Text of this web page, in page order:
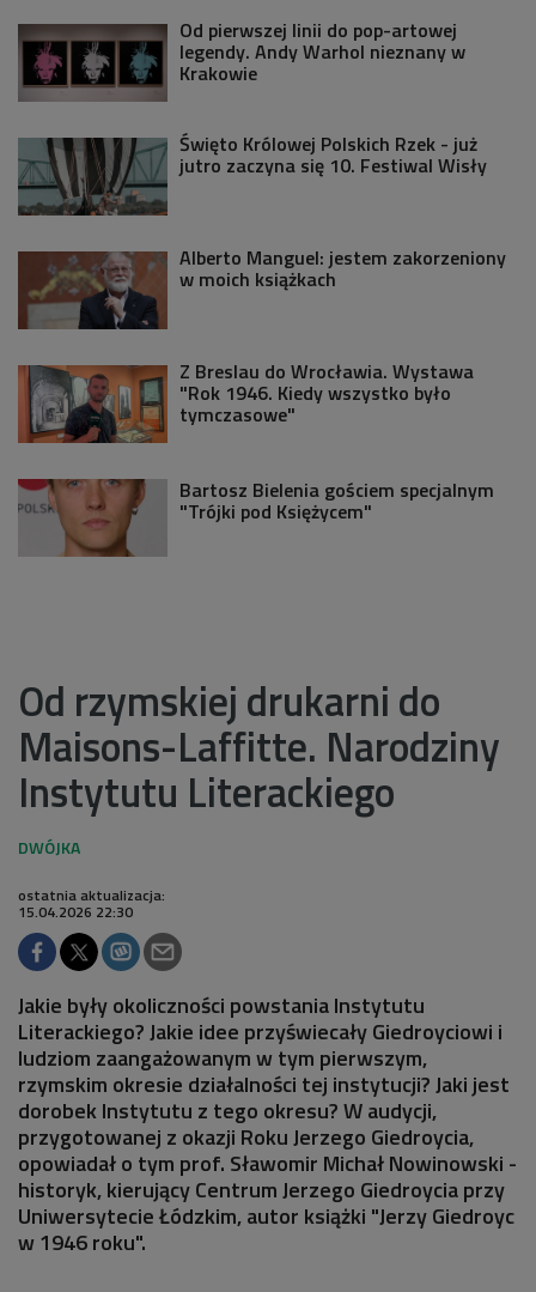
Od pierwszej linii do pop-artowej
legendy. Andy Warhol nieznany w
Krakowie
Święto Królowej Polskich Rzek - już
jutro zaczyna się 10. Festiwal Wisły
Alberto Manguel: jestem zakorzeniony
w moich książkach
Z Breslau do Wrocławia. Wystawa
"Rok 1946. Kiedy wszystko było
tymczasowe"
Bartosz Bielenia gościem specjalnym
"Trójki pod Księżycem"
Od rzymskiej drukarni do
Maisons-Laffitte. Narodziny
Instytutu Literackiego
ostatnia aktualizacja:
15.04.2026 22:30
Jakie były okoliczności powstania Instytutu
Literackiego? Jakie idee przyświecały Giedroyciowi i
ludziom zaangażowanym w tym pierwszym,
rzymskim okresie działalności tej instytucji? Jaki jest
dorobek Instytutu z tego okresu? W audycji,
przygotowanej z okazji Roku Jerzego Giedroycia,
opowiadał o tym prof. Sławomir Michał Nowinowski -
historyk, kierujący Centrum Jerzego Giedroycia przy
Uniwersytecie Łódzkim, autor książki "Jerzy Giedroyc
w 1946 roku".